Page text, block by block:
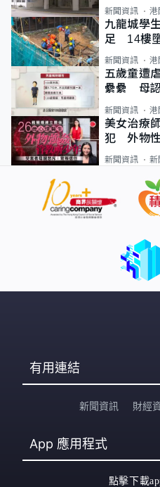
新聞資訊 港
九龍城學
足 14樓
新聞資訊 港
五歲童遭
纍纍 母
類案最惡
新聞資訊 港
美女治療
犯 外物
要保護其
新聞資訊 新
有用連結
新聞資訊 財經
App 應用程式
點擊下載